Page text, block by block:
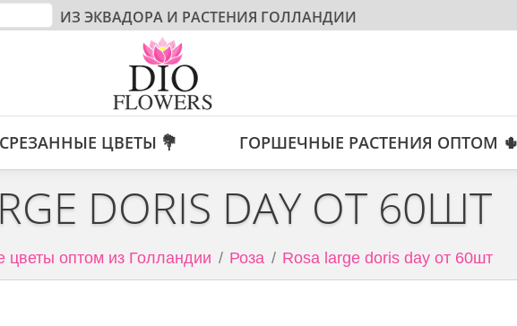
ИЗ ЭКВАДОРА И РАСТЕНИЯ ГОЛЛАНДИИ
СРЕЗАННЫЕ ЦВЕТЫ 💐 ГОРШЕЧНЫЕ РАСТЕНИЯ ОПТОМ 🌵
DORIS DAY ОТ 60ШТ
цветы оптом из Голландии Роза Rosa large doris day от 60шт